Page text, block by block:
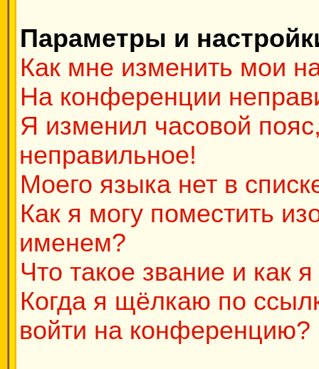
Параметры и
Как мне изменить мои
На конференции
Я изменил часовой
неправильное!
Моего языка нет в
Как я могу поместить
именем?
Что такое звание и как
Когда я щёлкаю по
войти на конференцию?